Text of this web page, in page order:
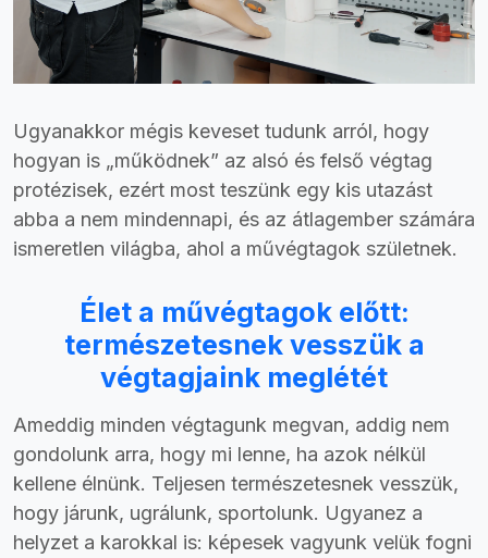
Ugyanakkor mégis keveset tudunk arról, hogy
hogyan is „működnek” az alsó és felső végtag
protézisek, ezért most teszünk egy kis utazást
abba a nem mindennapi, és az átlagember számára
ismeretlen világba, ahol a művégtagok születnek.
Élet a művégtagok előtt:
természetesnek vesszük a
végtagjaink meglétét
Ameddig minden végtagunk megvan, addig nem
gondolunk arra, hogy mi lenne, ha azok nélkül
kellene élnünk. Teljesen természetesnek vesszük,
hogy járunk, ugrálunk, sportolunk. Ugyanez a
helyzet a karokkal is: képesek vagyunk velük fogni